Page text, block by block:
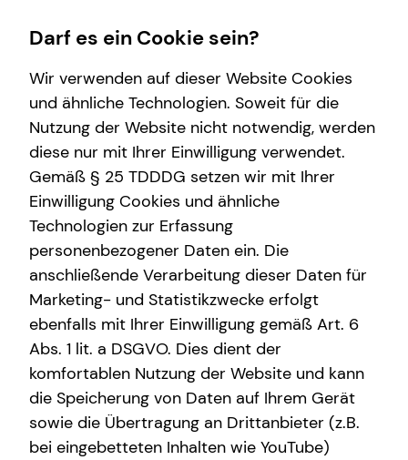
Wissenswertes
Über tecis
Impressum
Patrick Clemens
Selbstständiger Repräsentant für die tecis
Finanzdienstleistungen AG
Siegfeldstraße 11
53721 Siegburg
Telefon: +49 (2241) 9329627
Mobil: +49 (1523) 4341131
E-Mail: patrick.clemens@tecis.de
Verantwortlicher im Sinne des § 18 Abs. 2
MStV
Darf es ein Cookie sein?
Wir verwenden auf dieser Website Cookies
und ähnliche Technologien. Soweit für die
Nutzung der Website nicht notwendig, werden
diese nur mit Ihrer Einwilligung verwendet.
Gemäß § 25 TDDDG setzen wir mit Ihrer
Einwilligung Cookies und ähnliche
Technologien zur Erfassung
personenbezogener Daten ein. Die
anschließende Verarbeitung dieser Daten für
Marketing- und Statistikzwecke erfolgt
ebenfalls mit Ihrer Einwilligung gemäß Art. 6
Abs. 1 lit. a DSGVO. Dies dient der
komfortablen Nutzung der Website und kann
die Speicherung von Daten auf Ihrem Gerät
sowie die Übertragung an Drittanbieter (z.B.
bei eingebetteten Inhalten wie YouTube)